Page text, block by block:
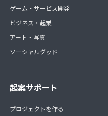
ゲーム・サービス開発
ビジネス・起業
アート・写真
ソーシャルグッド
起案サポート
プロジェクトを作る